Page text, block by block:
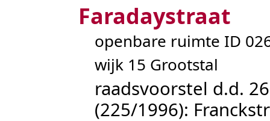
Faradaystraat
openbare ruimte ID
wijk 15 Grootstal
raadsvoorstel d.d.
(225/1996):